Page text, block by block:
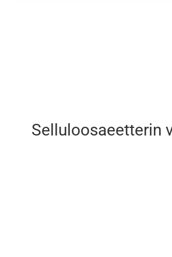
Selluloosaeetterin